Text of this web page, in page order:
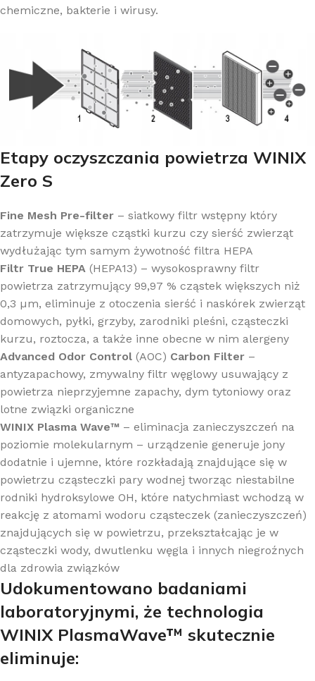
chemiczne, bakterie i wirusy.
Etapy oczyszczania powietrza WINIX
Zero S
Fine Mesh Pre-filter – siatkowy filtr wstępny który
zatrzymuje większe cząstki kurzu czy sierść zwierząt
wydłużając tym samym żywotność filtra HEPA
Filtr True HEPA (HEPA13) – wysokosprawny filtr
powietrza zatrzymujący 99,97 % cząstek większych niż
0,3 µm, eliminuje z otoczenia sierść i naskórek zwierząt
domowych, pyłki, grzyby, zarodniki pleśni, cząsteczki
kurzu, roztocza, a także inne obecne w nim alergeny
Advanced Odor Control (AOC) Carbon Filter –
antyzapachowy, zmywalny filtr węglowy usuwający z
powietrza nieprzyjemne zapachy, dym tytoniowy oraz
lotne związki organiczne
WINIX Plasma Wave™ – eliminacja zanieczyszczeń na
poziomie molekularnym – urządzenie generuje jony
dodatnie i ujemne, które rozkładają znajdujące się w
powietrzu cząsteczki pary wodnej tworząc niestabilne
rodniki hydroksylowe OH, które natychmiast wchodzą w
reakcję z atomami wodoru cząsteczek (zanieczyszczeń)
znajdujących się w powietrzu, przekształcając je w
cząsteczki wody, dwutlenku węgla i innych niegroźnych
dla zdrowia związków
Udokumentowano badaniami
laboratoryjnymi, że technologia
WINIX PlasmaWave™ skutecznie
eliminuje: